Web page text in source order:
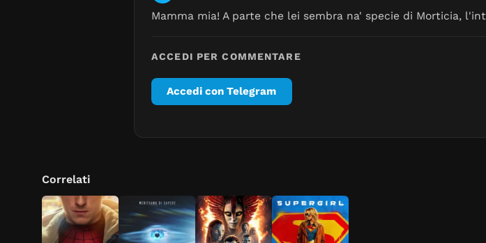
Mamma mia! A parte che lei sembra na' specie di Morticia,
ACCEDI PER COMMENTARE
Accedi con Telegram
Correlati